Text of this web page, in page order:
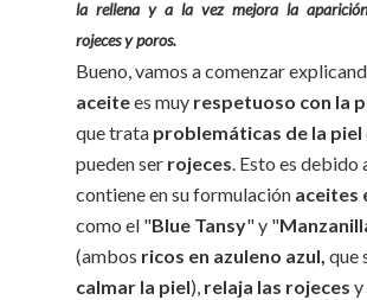
la rellena y a la vez mejora la
rojeces y poros.
Bueno, vamos a comenzar
aceitees muy respetuoso con la
que trata problemáticas de la piel
pueden ser rojeces. Esto es debido
contiene en su formulación aceites
como el "Blue Tansy" y "
(ambos ricos en azuleno azul, que
calmar la piel), relaja las rojeces y